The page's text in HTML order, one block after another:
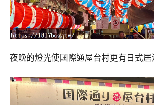
夜晚的燈光使國際通屋台村更有日式居